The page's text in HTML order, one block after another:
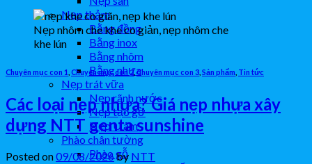
Nẹp thảm
Bằng đồng
Bằng inox
Bằng nhôm
Bằng nhựa
Nẹp trát vữa
Nẹp rãnh nước
Nẹp tạo gờ
Nẹp U âm
Phào chân tường
Phào gỗ
Nẹp nhôm che khe co giản, nẹp nhôm che
khe lún
Chuyên mục con 1 Chuyên mục con 2,Chuyên mục con 3 Sản phẩm Tin tức
Các loại nẹp nhựa? Giá nẹp nhựa xây
dựng NTT genta sunshine
Posted on09/08/2026by NTT